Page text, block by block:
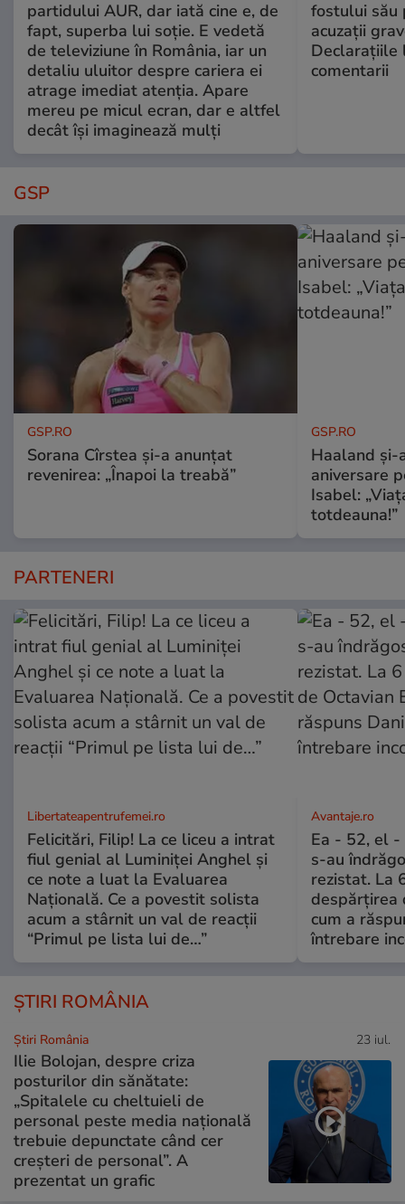
partidului AUR, dar iată cine e, de
fapt, superba lui soție. E vedetă
de televiziune în România, iar un
detaliu uluitor despre cariera ei
atrage imediat atenția. Apare
mereu pe micul ecran, dar e altfel
decât își imaginează mulți
fostului său
acuzații
Declarațiile
comentarii
GSP
GSP.RO
Sorana Cîrstea și-a anunțat
revenirea: „Înapoi la treabă”
GSP.RO
Haaland
aniversare
Isabel:
totdeauna!”
PARTENERI
Libertateapentrufemei.ro
Felicitări, Filip! La ce liceu a intrat
fiul genial al Luminiței Anghel și
ce note a luat la Evaluarea
Națională. Ce a povestit solista
acum a stârnit un val de reacții
“Primul pe lista lui de…”
Avantaje.ro
Ea - 52, el -
s-au
rezistat. La
despărțirea
cum a
întrebare
ȘTIRI ROMÂNIA
Știri România 23 iul.
Ilie Bolojan, despre criza
posturilor din sănătate:
„Spitalele cu cheltuieli de
personal peste media națională
trebuie depunctate când cer
creșteri de personal”. A
prezentat un grafic